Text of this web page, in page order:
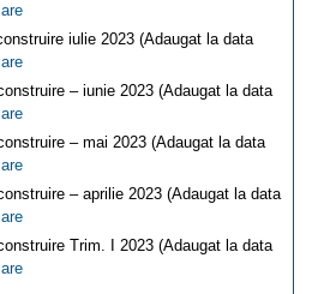
iulie 2023 (Adaugat la data
– iunie 2023 (Adaugat la data
– mai 2023 (Adaugat la data
– aprilie 2023 (Adaugat la data
Trim. I 2023 (Adaugat la data